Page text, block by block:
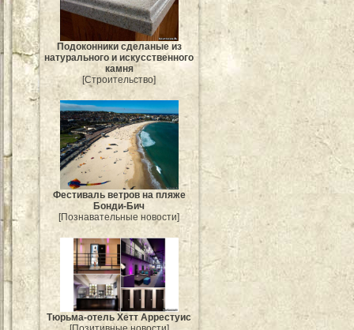
Подоконники сделаные из
натурального и искусственного
камня
[Строительство]
Фестиваль ветров на пляже
Бонди-Бич
[Познавательные новости]
Тюрьма-отель Хетт Аррестуис